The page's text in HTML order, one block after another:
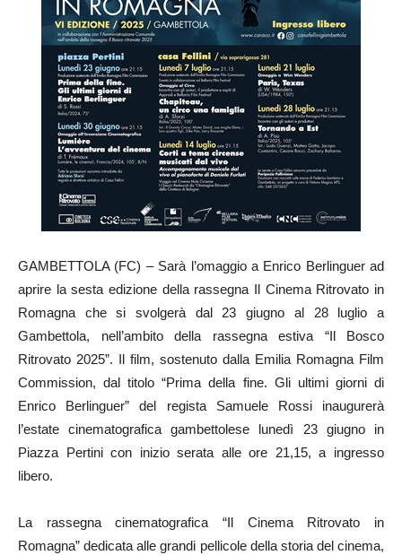
GAMBETTOLA (FC) – Sarà l’omaggio a Enrico Berlinguer ad
aprire la sesta edizione della rassegna Il Cinema Ritrovato in
Romagna che si svolgerà dal 23 giugno al 28 luglio a
Gambettola, nell’ambito della rassegna estiva “Il Bosco
Ritrovato 2025”. Il film, sostenuto dalla Emilia Romagna Film
Commission, dal titolo “Prima della fine. Gli ultimi giorni di
Enrico Berlinguer” del regista Samuele Rossi inaugurerà
l’estate cinematografica gambettolese lunedì 23 giugno in
Piazza Pertini con inizio serata alle ore 21,15, a ingresso
libero.
La rassegna cinematografica “Il Cinema Ritrovato in
Romagna” dedicata alle grandi pellicole della storia del cinema,